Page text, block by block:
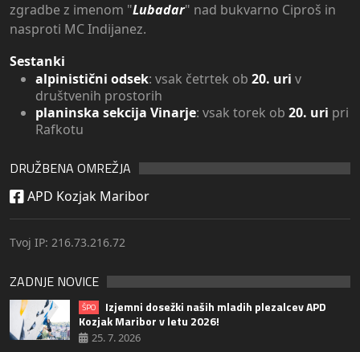
zgradbe z imenom "Lubadar" nad bukvarno Ciproš in
nasproti MC Indijanez.
Sestanki
alpinistični odsek: vsak četrtek ob 20. uri v
društvenih prostorih
planinska sekcija Vinarje: vsak torek ob 20. uri pri
Rafkotu
DRUŽBENA OMREŽJA
APD Kozjak Maribor
Tvoj IP: 216.73.216.72
ZADNJE NOVICE
ŠPO
Izjemni dosežki naših mladih plezalcev APD
Kozjak Maribor v letu 2026!
25. 7. 2026